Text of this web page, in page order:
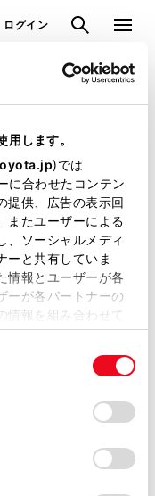
します。
)では
に合わせたコンテン
提供、広告の表示回
またユーザーによる
、ソーシャルメディ
ーと共有していま
情報とユーザーが各
ーが各パートナーの
情報を組み合わせて
トの使用を続行する
存されることに同
ー)のオプトアウト、
たっては、当社の
ついて
」をご覧くだ
ログイン 検索 メニュ
トピックス
ン
のデータが
した。
合せくださ
ントップへ